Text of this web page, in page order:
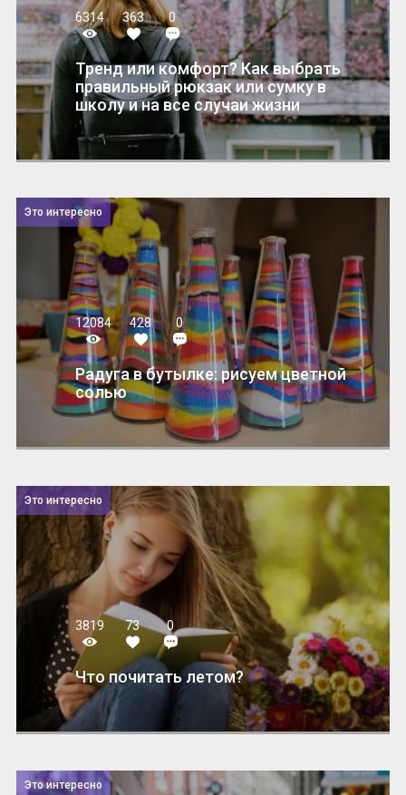
6314 363 0
Тренд или комфорт? Как выбрать
правильный рюкзак или сумку в
школу и на все случаи жизни
Это интересно
12084 428 0
Радуга в бутылке: рисуем цветной
солью
Это интересно
3819 73 0
Что почитать летом?
Это интересно